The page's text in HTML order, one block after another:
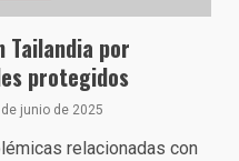
Tailandia por
protegidos
junio de 2025
relacionadas con